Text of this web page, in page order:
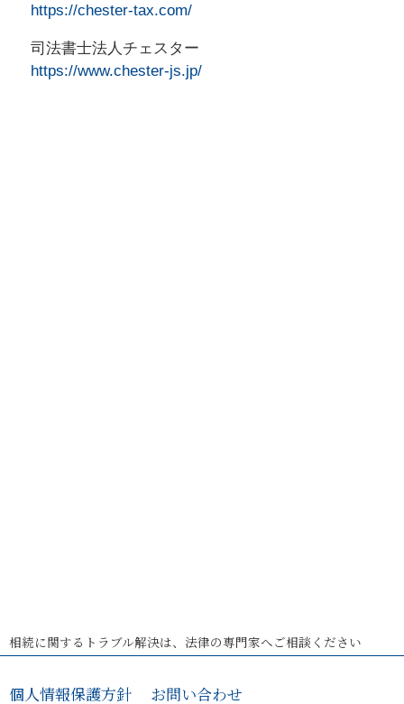
https://chester-tax.com/
司法書士法人チェスター
https://www.chester-js.jp/
相続に関するトラブル解決は、法律の専門家へご相談ください
個人情報保護方針 お問い合わせ